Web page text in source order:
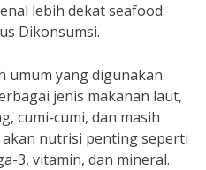
lebih dekat seafood:
Dikonsumsi.
umum yang digunakan
jenis makanan laut,
cumi-cumi, dan masih
akan nutrisi penting seperti
3, vitamin, dan mineral.